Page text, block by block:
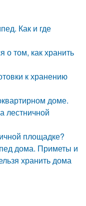
Как и где
о том, как хранить
к хранению
доме.
лестничной
площадке?
дома. Приметы и
хранить дома